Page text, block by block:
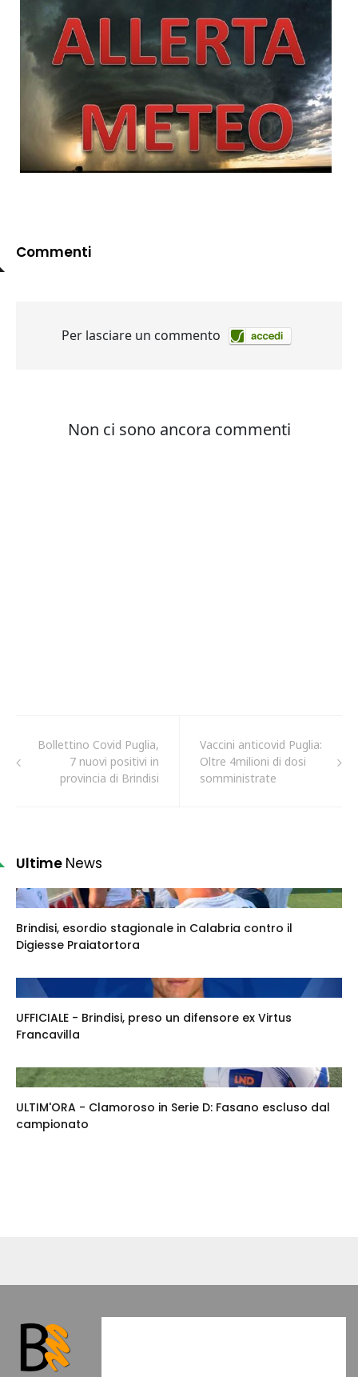
Commenti
Bollettino Covid Puglia,
7 nuovi positivi in
provincia di Brindisi
Vaccini anticovid Puglia:
Oltre 4milioni di dosi
somministrate
Ultime News
Brindisi, esordio stagionale in Calabria contro il
Digiesse Praiatortora
UFFICIALE - Brindisi, preso un difensore ex Virtus
Francavilla
ULTIM'ORA - Clamoroso in Serie D: Fasano escluso dal
campionato